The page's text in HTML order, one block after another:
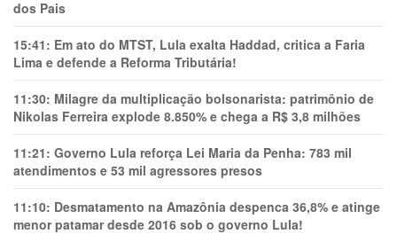
dos Pais
15:41: Em ato do MTST, Lula exalta Haddad, critica a Faria
Lima e defende a Reforma Tributária!
11:30: Milagre da multiplicação bolsonarista: patrimônio de
Nikolas Ferreira explode 8.850% e chega a R$ 3,8 milhões
11:21: Governo Lula reforça Lei Maria da Penha: 783 mil
atendimentos e 53 mil agressores presos
11:10: Desmatamento na Amazônia despenca 36,8% e atinge
menor patamar desde 2016 sob o governo Lula!